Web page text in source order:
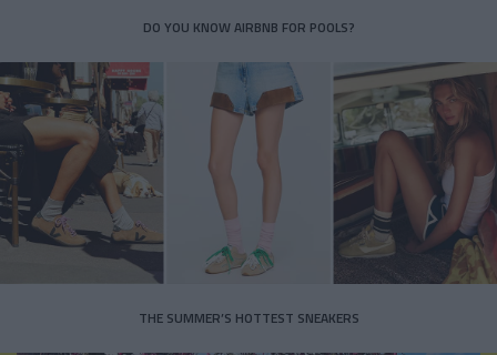
DO YOU KNOW AIRBNB FOR POOLS?
THE SUMMER’S HOTTEST SNEAKERS